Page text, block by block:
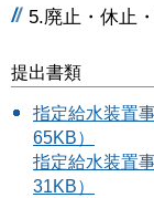
5.廃止・休止
提出書類
指定給水装置
65KB）
指定給水装置
31KB）